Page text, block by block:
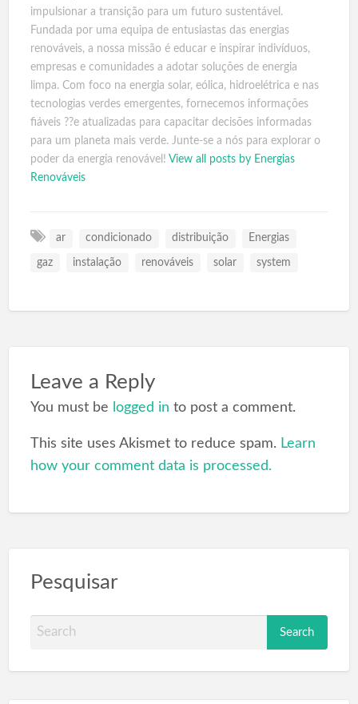
impulsionar a transição para um futuro sustentável.
Fundada por uma equipa de entusiastas das energias
renováveis, a nossa missão é educar e inspirar indivíduos,
empresas e comunidades a adotar soluções de energia
limpa. Com foco na energia solar, eólica, hidroelétrica e nas
tecnologias verdes emergentes, fornecemos informações
fiáveis ??e atualizadas para capacitar decisões informadas
para um planeta mais verde. Junte-se a nós para explorar o
poder da energia renovável! View all posts by Energias
Renováveis
ar condicionado distribuição Energias
gaz instalação renováveis solar system
Leave a Reply
You must be logged in to post a comment.
This site uses Akismet to reduce spam. Learn
how your comment data is processed.
Pesquisar
a